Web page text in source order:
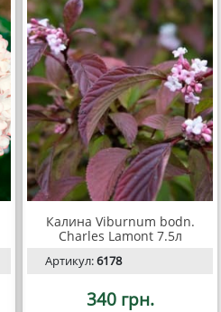
Калина Viburnum bodn.
Charles Lamont 7.5л
Артикул:6178
340 грн.